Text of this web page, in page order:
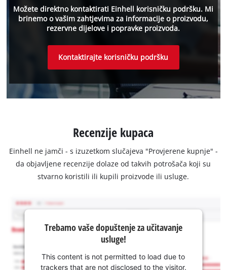
Možete direktno kontaktirati Einhell korisničku podršku. Mi
brinemo o vašim zahtjevima za informacije o proizvodu,
rezervne dijelove i popravke proizvoda.
Kontaktirajte korisničku podršku
Recenzije kupaca
Einhell ne jamči - s izuzetkom slučajeva "Provjerene kupnje" -
da objavljene recenzije dolaze od takvih potrošača koji su
stvarno koristili ili kupili proizvode ili usluge.
Trebamo vaše dopuštenje za učitavanje
usluge!
This content is not permitted to load due to
trackers that are not disclosed to the visitor.